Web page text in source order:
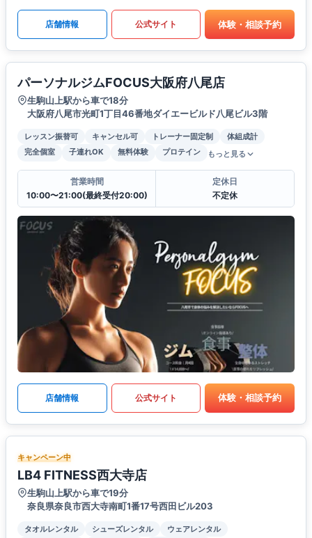
店舗情報 公式サイト 体験・相談予約
パーソナルジムFOCUS大阪府八尾店
生駒山上駅から車で18分
大阪府八尾市光町1丁目46番地ダイエービルド八尾ビル3階
レッスン振替可 キャンセル可 トレーナー固定制
体組成計
完全個室
子連れOK 無料体験 プロテイン もっと見る
営業時間
10:00〜21:00(最終受付20:00)
定休日
不定休
店舗情報 公式サイト 体験・相談予約
キャンペーン中
LB4 FITNESS西大寺店
生駒山上駅から車で19分
奈良県奈良市西大寺南町1番17号西田ビル203
タオルレンタル シューズレンタル
ウェアレンタル